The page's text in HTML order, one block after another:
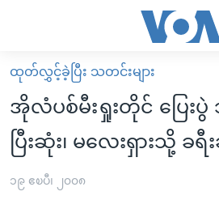
လွယ်ကူ
စေ
သည့်
Link
များ
မူလစာမျက်နှာ
မြန်မာ
ကမ္ဘာ့သတင်းများ
နိုင်ငံတကာ
ထုတ်လွှင့်ခဲ့ပြီး သတင်းများ
အိုလံပစ်မီးရှုးတိုင် ပြေး
ပြီးဆုံး၊ မလေးရှားသို့
၁၉ ဧၿပီ၊ ၂၀၀၈